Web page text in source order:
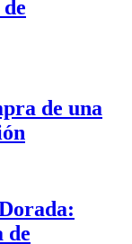
de una
de